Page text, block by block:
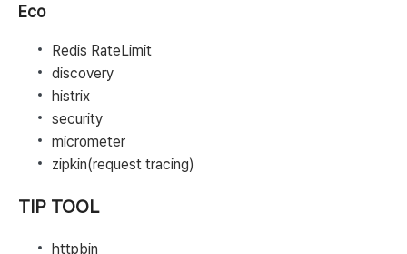
Eco
Redis RateLimit
discovery
histrix
security
micrometer
zipkin(request tracing)
TIP TOOL
httpbin